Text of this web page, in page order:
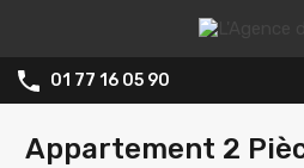
01 77 16 05 90
Appartement 2